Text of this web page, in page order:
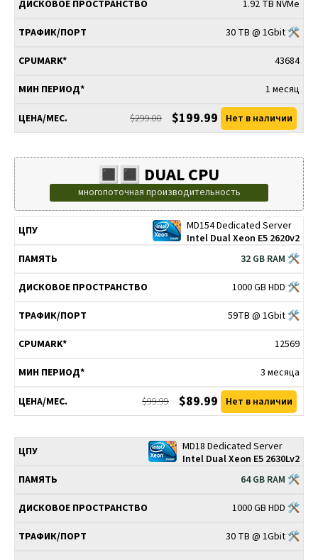
1.92 TB NVMe
30 TB @ 1Gbit 🛠
43684
1 месяц
$299.00 $199.99 Нет в наличии
🔳🔳 DUAL CPU
многопоточная производительность
ЦПУ
ПРОСТРАНСТВО
ТРАФИК/
ПОРТ
CPUMARK*
МИН
ПЕРИОД*
MD154 Dedicated Server
Intel Dual Xeon E5 2620v2
32 GB RAM 🛠
1000 GB HDD 🛠
59TB @ 1Gbit 🛠
12569
3 месяца
$99.99 $89.99 Нет в наличии
MD18 Dedicated Server
Intel Dual Xeon E5 2630Lv2
64 GB RAM 🛠
1000 GB HDD 🛠
30 TB @ 1Gbit 🛠